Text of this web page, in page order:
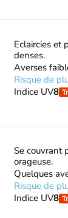
Eclaircies et
denses.
Averses
Risque de
Indice UV8
Se couvrant
orageuse.
Quelques
Risque de
Indice UV8